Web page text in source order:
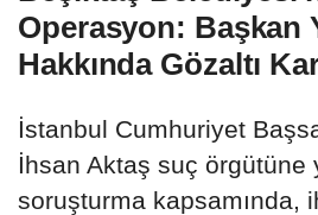
Operasyon: Başkan
Hakkında Gözaltı
İstanbul Cumhuriyet
İhsan Aktaş suç örgütüne
soruşturma kapsamında,